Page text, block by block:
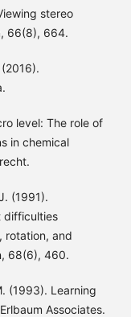
stereo
66(8), 664.
level: The role of
in chemical
(1991).
difficulties
rotation, and
68(6), 460.
(1993). Learning
Associates.